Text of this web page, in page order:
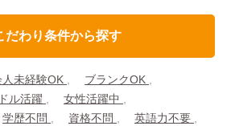
だわり条件から探す
人未経験OK
ブランクOK
ル活躍
女性活躍中
学歴不問 資格不問
英語力不要